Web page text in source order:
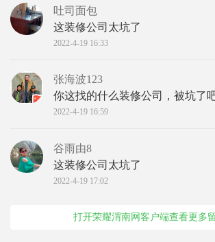
吐司面包
这装修公司太坑了
2022-4-19 16:33
张海波123
你这找的什么装修公司，被坑了
2022-4-19 16:59
谷雨由8
这装修公司太坑了
2022-4-19 17:02
打开荣耀渭南网客户端查看更多